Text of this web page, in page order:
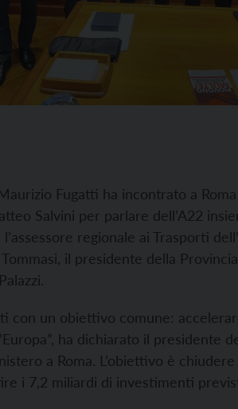
Fugatti ha incontrato a
Salvini per parlare dell’A22
regionale ai Trasporti
il presidente della
con un obiettivo comune:
ha dichiarato il presidente
a Roma. L’obiettivo è
i 7,2 miliardi di investimenti